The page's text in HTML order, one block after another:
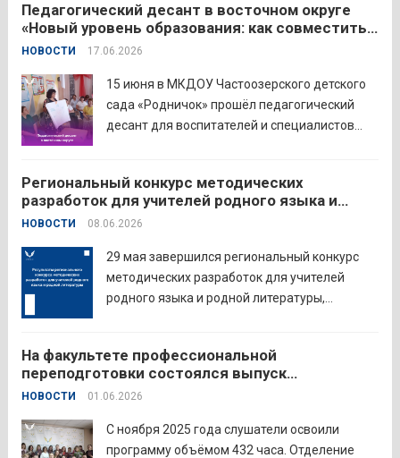
проводят всероссийскую акцию «Память
священна». 22 июня 2026 года Россия
отмечает 85-ю годовщину начала Великой
Отечественной войны. Просим на страницах
школ в...
Педагогический десант в восточном округе
«Новый уровень образования: как совместить
качество и эффективность»
НОВОСТИ 17.06.2026
15 июня в МКДОУ Частоозерского детского
сада «Родничок» прошёл педагогический
десант для воспитателей и специалистов
педагогов восточного округа для повышения
профессиональных компетенций и
знакомства с актуальными подходами к
работе с детьми....
Региональный конкурс методических
разработок для учителей родного языка и
родной литературы
НОВОСТИ 08.06.2026
29 мая завершился региональный конкурс
методических разработок для учителей
родного языка и родной литературы,
инновационными подходами в
преподавании родного языка и родной
литературы. Цели конкурса: — выявление и
распространение передового
педагогического...
Читать дальше
На факультете профессиональной
переподготовки состоялся выпуск
слушателей отделения «Психология»
НОВОСТИ 01.06.2026
С ноября 2025 года слушатели освоили
программу объёмом 432 часа. Отделение